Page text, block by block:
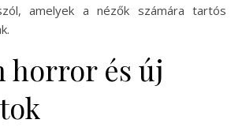
amelyek a nézők számára tartós
horror és új